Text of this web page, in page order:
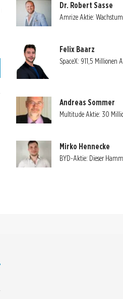
Dr. Robert Sasse
Amrize Aktie:
Felix Baarz
SpaceX: 911,5 Millionen
Andreas Sommer
Multitude Aktie: 30
Mirko Hennecke
BYD-Aktie: Dieser